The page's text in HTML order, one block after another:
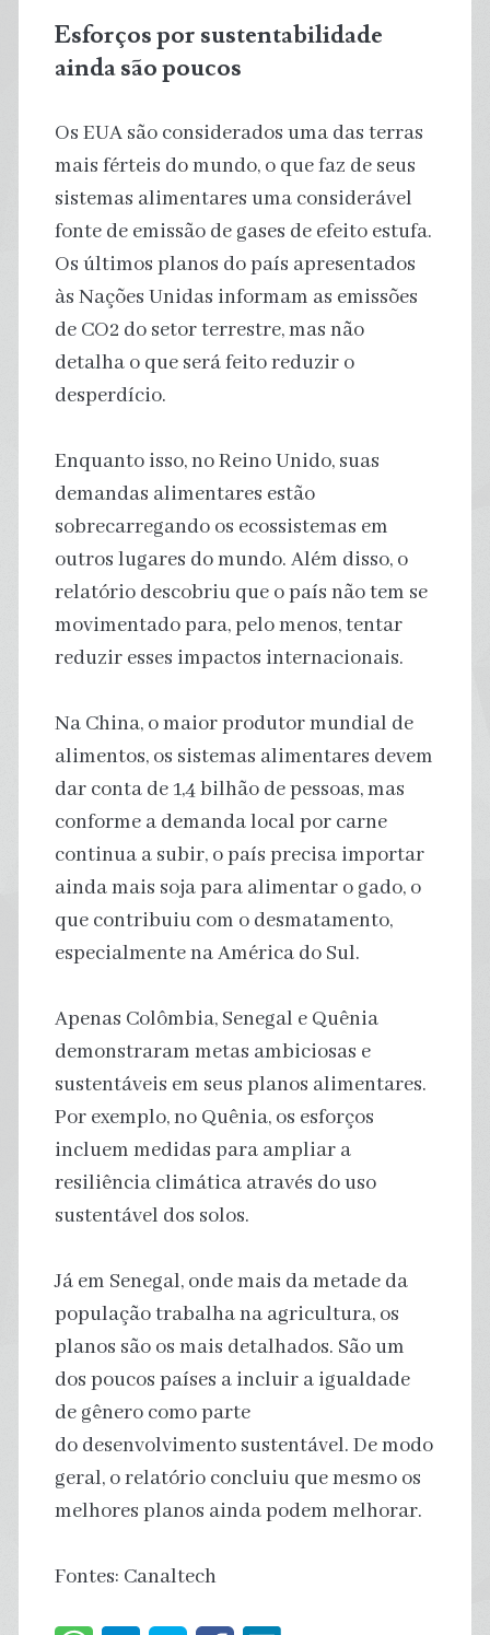
Esforços por sustentabilidade
ainda são poucos
Os EUA são considerados uma das terras
mais férteis do mundo, o que faz de seus
sistemas alimentares uma considerável
fonte de emissão de gases de efeito estufa.
Os últimos planos do país apresentados
às Nações Unidas informam as emissões
de CO2 do setor terrestre, mas não
detalha o que será feito reduzir o
desperdício.
Enquanto isso, no Reino Unido, suas
demandas alimentares estão
sobrecarregando os ecossistemas em
outros lugares do mundo. Além disso, o
relatório descobriu que o país não tem se
movimentado para, pelo menos, tentar
reduzir esses impactos internacionais.
Na China, o maior produtor mundial de
alimentos, os sistemas alimentares devem
dar conta de 1,4 bilhão de pessoas, mas
conforme a demanda local por carne
continua a subir, o país precisa importar
ainda mais soja para alimentar o gado, o
que contribuiu com o desmatamento,
especialmente na América do Sul.
Apenas Colômbia, Senegal e Quênia
demonstraram metas ambiciosas e
sustentáveis em seus planos alimentares.
Por exemplo, no Quênia, os esforços
incluem medidas para ampliar a
resiliência climática através do uso
sustentável dos solos.
Já em Senegal, onde mais da metade da
população trabalha na agricultura, os
planos são os mais detalhados. São um
dos poucos países a incluir a igualdade
de gênero como parte
do desenvolvimento sustentável. De modo
geral, o relatório concluiu que mesmo os
melhores planos ainda podem melhorar.
Fontes: Canaltech